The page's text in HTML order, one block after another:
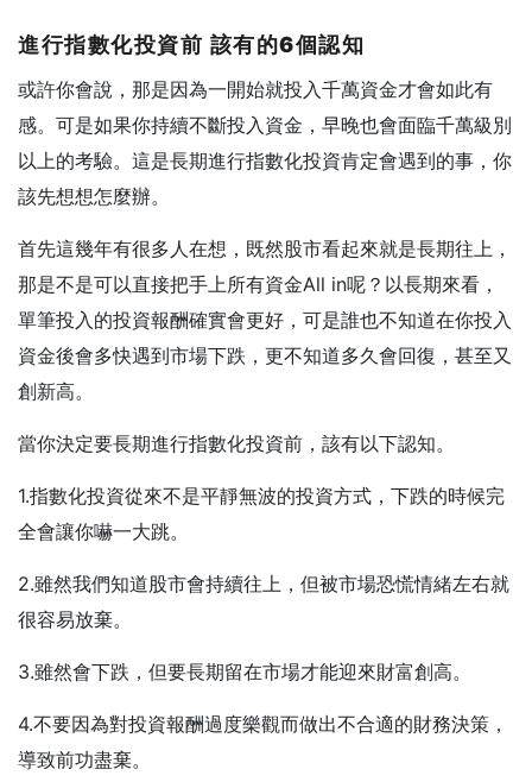
進行指數化投資前 該有的6個認知
或許你會說，那是因為一開始就投入千萬資金才會如此有
感。可是如果你持續不斷投入資金，早晚也會面臨千萬級別
以上的考驗。這是長期進行指數化投資肯定會遇到的事，你
該先想想怎麼辦。
首先這幾年有很多人在想，既然股市看起來就是長期往上，
那是不是可以直接把手上所有資金All in呢？以長期來看，
單筆投入的投資報酬確實會更好，可是誰也不知道在你投入
資金後會多快遇到市場下跌，更不知道多久會回復，甚至又
創新高。
當你決定要長期進行指數化投資前，該有以下認知。
1.指數化投資從來不是平靜無波的投資方式，下跌的時候完
全會讓你嚇一大跳。
2.雖然我們知道股市會持續往上，但被市場恐慌情緒左右就
很容易放棄。
3.雖然會下跌，但要長期留在市場才能迎來財富創高。
4.不要因為對投資報酬過度樂觀而做出不合適的財務決策，
導致前功盡棄。